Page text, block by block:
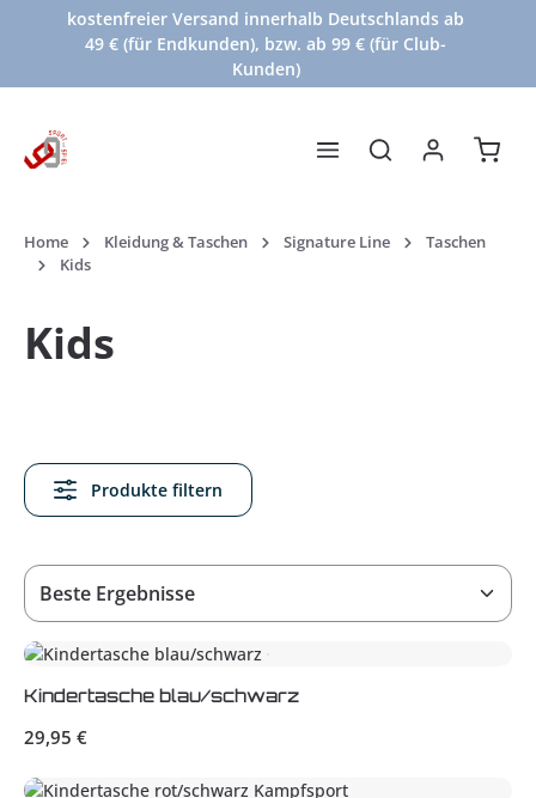
Zum Hauptinhalt springen
kostenfreier Versand innerhalb Deutschlands ab
49 € (für Endkunden), bzw. ab 99 € (für Club-
Kunden)
Home Kleidung & Taschen Signature Line
Taschen
Kids
Kids
Produkte filtern
Kindertasche blau/schwarz
Regulärer Preis:
29,95 €